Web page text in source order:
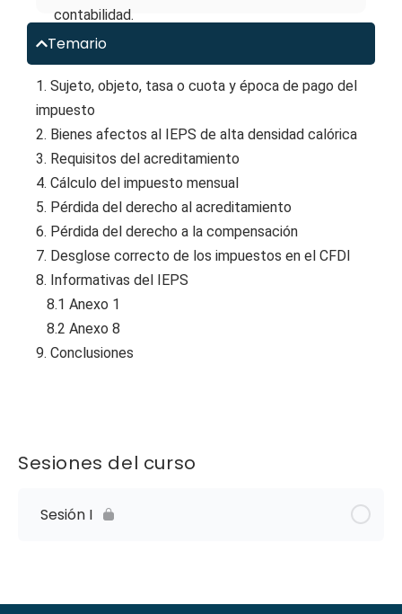
contabilidad.
Temario
1. Sujeto, objeto, tasa o cuota y época de pago del
impuesto
2. Bienes afectos al IEPS de alta densidad calórica
3. Requisitos del acreditamiento
4. Cálculo del impuesto mensual
5. Pérdida del derecho al acreditamiento
6. Pérdida del derecho a la compensación
7. Desglose correcto de los impuestos en el CFDI
8. Informativas del IEPS
8.1 Anexo 1
8.2 Anexo 8
9. Conclusiones
Sesiones del curso
Sesión I